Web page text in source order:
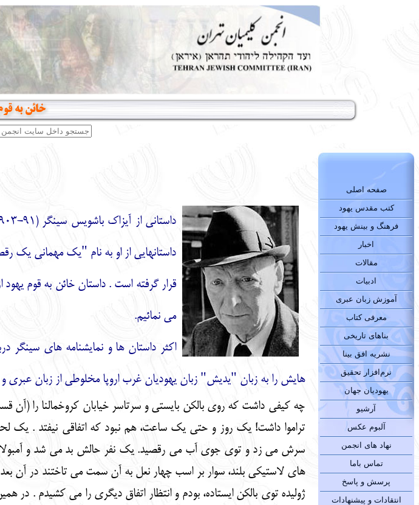
خائن به
صفحه اصلی
کتب مقدس یهود
فرهنگ و بینش یهود
اخبار
مقالات
ادبیات
آموزش زبان عبری
معرفی کتاب
بناهای تاریخی
نشریه افق بینا
نرم‌افزار تحقیق
یهودیان جهان
آرشیو
آلبوم عکس
نهاد های انجمن
تماس باما
پرسش و پاسخ
انتقادات و پیشنهادات
داستانهایی از او به نام "یک مهمانی یک
قرار گرفته است . داستان خائن به قوم
می نمائیم.
هایش را به زبان "یدیش" زبان یهودیان غرب اروپا مخلوطی از زبان عبری
چه کیفی داشت که روی بالکن بایستی و سرتاسر خیابان کروخمالنا را (آن
تراموا داشت! یک روز و حتی یک ساعت، هم نبود که اتفاقی نیفتد . یک
سرش می زد و توی جوی آب می رقصید. یک نفر حالش بد می شد و
های لاستیکی بلند، سوار بر اسب چهار نعل به آن سمت می تاختند در آن بعد
ژولیده توی بالکن ایستاده، بودم و انتظار اتفاق دیگری را می کشیدم .